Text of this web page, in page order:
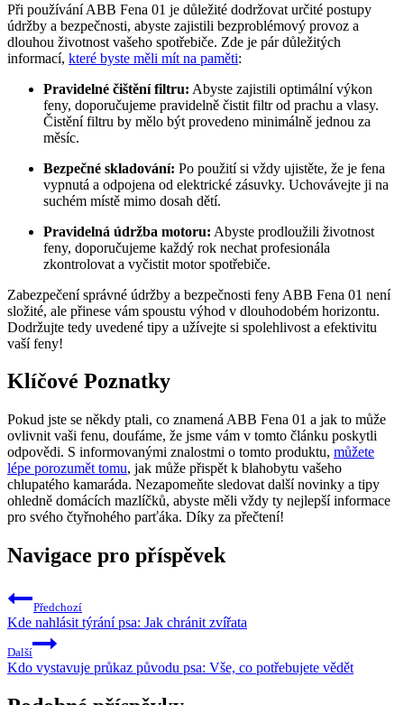
Při používání ABB Fena 01 je důležité dodržovat určité postupy
údržby a bezpečnosti, abyste zajistili bezproblémový provoz a
dlouhou životnost vašeho spotřebiče. Zde je pár důležitých
informací, které byste měli mít na paměti:
Pravidelné čištění filtru: Abyste zajistili optimální výkon
feny, doporučujeme pravidelně čistit filtr od prachu a vlasy.
Čistění filtru by mělo být provedeno minimálně jednou za
měsíc.
Bezpečné skladování: Po použití si vždy ujistěte, že je fena
vypnutá a odpojena od elektrické zásuvky. Uchovávejte ji na
suchém místě mimo dosah dětí.
Pravidelná údržba motoru: Abyste prodloužili životnost
feny, doporučujeme každý rok nechat profesionála
zkontrolovat a vyčistit motor spotřebiče.
Zabezpečení správné údržby a bezpečnosti feny ABB Fena 01 není
složité, ale přinese vám spoustu výhod v dlouhodobém horizontu.
Dodržujte tedy uvedené tipy a užívejte si spolehlivost a efektivitu
vaší feny!
Klíčové Poznatky
Pokud jste se někdy ptali, co znamená ABB Fena 01 a jak to může
ovlivnit vaši fenu, doufáme, že jsme vám v tomto článku poskytli
odpovědi. S informovanými znalostmi o tomto produktu, můžete
lépe porozumět tomu, jak může přispět k blahobytu vašeho
chlupatého kamaráda. Nezapomeňte sledovat další novinky a tipy
ohledně domácích mazlíčků, abyste měli vždy ty nejlepší informace
pro svého čtyřnohého parťáka. Díky za přečtení!
Navigace pro příspěvek
Předchozí
Kde nahlásit týrání psa: Jak chránit zvířata
Další
Kdo vystavuje průkaz původu psa: Vše, co potřebujete vědět